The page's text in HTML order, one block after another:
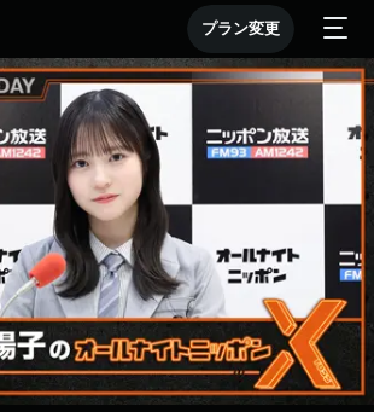
プラン変更